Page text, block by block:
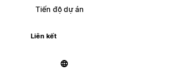
Tiến độ dự án
Liên kết